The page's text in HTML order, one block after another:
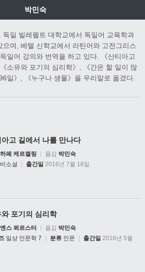
박민숙
독일 빌레펠트 대학교에서 독일어 교육학과
으며, 베텔 신학교에서 라틴어와 고전그리스
일어 강의와 번역을 하고 있다. 《산티아고
소유와 포기의 심리학》, 《간은 할 일이 많
일》, 《누구나 생물》을 우리말로 옮겼다.
고 길에서 나를 만나다
하페 케르켈링 옮김 박민숙
비소설 출간일 2016년 7월 18일
와 포기의 심리학
옌스 푀르스터 옮김 박민숙
일상 인문학 7 분류 인문 출간일 2016년 5월